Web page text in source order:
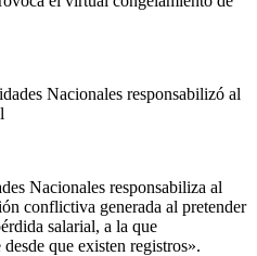
Nacionales responsabiliza al
conflictiva generada al pretender
salarial, a la que
que existen registros».